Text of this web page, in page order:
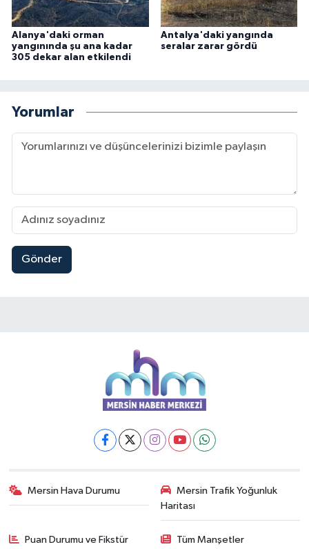
Alanya'daki orman
yangınında şu ana kadar
305 dekar alan etkilendi
Antalya'daki yangında
seralar zarar gördü
Yorumlar
Gönder
Mersin Hava Durumu
Mersin Trafik Yoğunluk
Haritası
Puan Durumu ve Fikstür Tüm Manşetler